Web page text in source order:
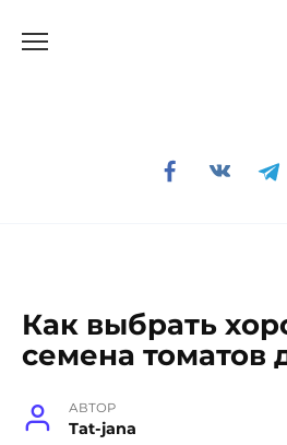
Как выбрать
семена томатов
АВТОР
Tat-jana